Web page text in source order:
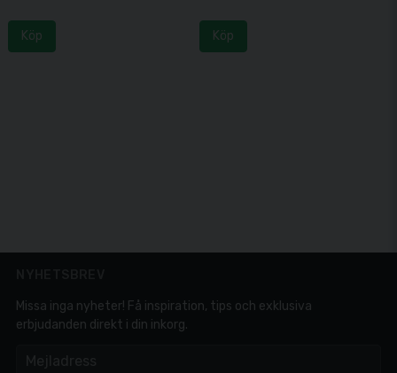
Köp Köp
Missa inga nyheter! Få inspiration, tips och exklusiva
erbjudanden direkt i din inkorg.